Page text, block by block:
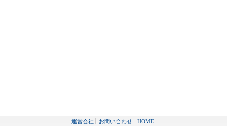
運営会社 お問い合わせ HOME